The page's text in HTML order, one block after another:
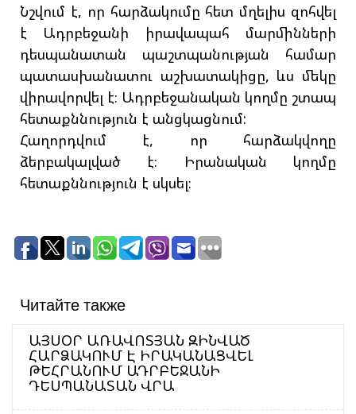
Նշվում է, որ հարձակումը հետ մղելիս զոհվել
է Ադրբեջանի իրավապահ մարմինների
դեսպանատան պաշտպանության համար
պատասխանատու աշխատակիցը, ևս մեկը
վիրավորվել է։ Ադրբեջանական կողմը շտապ
հետաքննություն է անցկացնում:
Հաղորդվում է, որ հարձակվողը
ձերբակալված է։ Իրանական կողմը
հետաքննություն է սկսել։
Читайте также
ԱՅՍՕՐ ԱՌԱՎՈՏՅԱՆ ԶԻՆՎԱԾ
ՀԱՐՁԱԿՈՒՄ Է ԻՐԱԿԱՆԱՑՎԵԼ
ԹԵՀՐԱՆՈՒՄ ԱԴՐԲԵՋԱՆԻ
ԴԵՍՊԱՆԱՏԱՆ ՎՐԱ